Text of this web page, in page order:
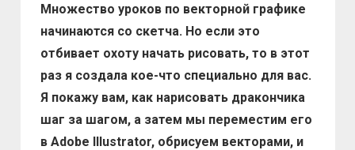
Дракончик
в
нарисовать
дракончика
Множество уроков по векторной графике
начинаются со скетча. Но если это
отбивает охоту начать рисовать, то в этот
раз я создала кое-что специально для вас.
Я покажу вам, как нарисовать дракончика
шаг за шагом, а затем мы переместим его
в Adobe Illustrator, обрисуем векторами, и